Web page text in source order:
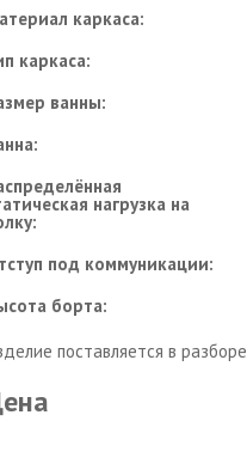
каркаса:
каркаса:
ванны:
нагрузка на
под коммуникации:
борта:
поставляется в разборе